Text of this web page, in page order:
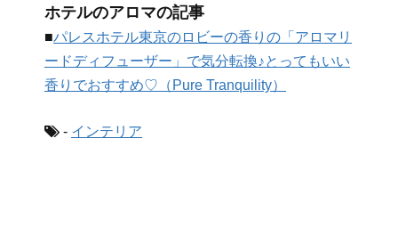
ホテルのアロマの記事
■パレスホテル東京のロビーの香りの「アロマリ
ードディフューザー」で気分転換♪とってもいい
香りでおすすめ♡（Pure Tranquility）
- インテリア